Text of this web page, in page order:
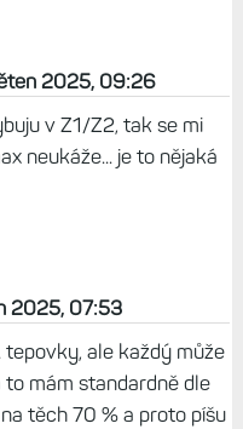
2025, 09:26
v Z1/Z2, tak se mi
neukáže... je to nějaká
2025, 07:53
tepovky, ale každý může
mám standardně dle
těch 70 % a proto píšu